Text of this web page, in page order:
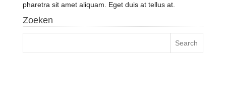
pharetra sit amet aliquam. Eget duis at tellus at.
Zoeken